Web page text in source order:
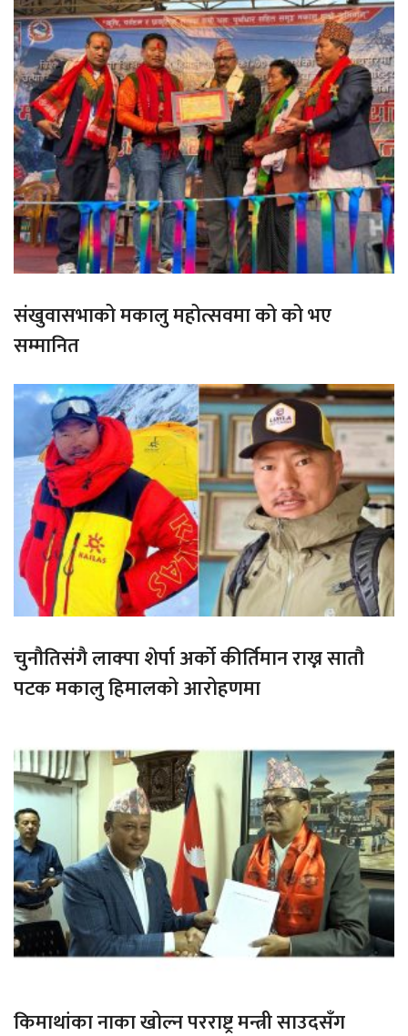
संखुवासभाको मकालु महोत्सवमा को को भए
सम्मानित
चुनौतिसंगै लाक्पा शेर्पा अर्को कीर्तिमान राख्न सातौ
पटक मकालु हिमालको आरोहणमा
किमाथांका नाका खोल्न परराष्ट्र मन्त्री साउदसँग